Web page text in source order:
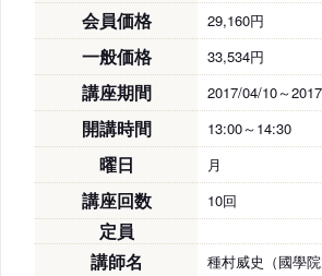
会員価格 29,160円
一般価格 33,534円
講座期間 2017/04/10～
開講時間 13:00～14:30
曜日 月
講座回数 10回
定員
講師名
種村威史（國學院